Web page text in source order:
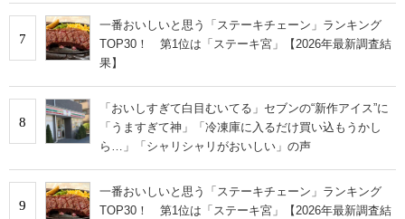
7
一番おいしいと思う「ステーキチェーン」ランキング
TOP30！ 第1位は「ステーキ宮」【2026年最新調査結
果】
8
「おいしすぎて白目むいてる」セブンの“新作アイス”に
「うますぎて神」「冷凍庫に入るだけ買い込もうかし
ら…」「シャリシャリがおいしい」の声
9
一番おいしいと思う「ステーキチェーン」ランキング
TOP30！ 第1位は「ステーキ宮」【2026年最新調査結